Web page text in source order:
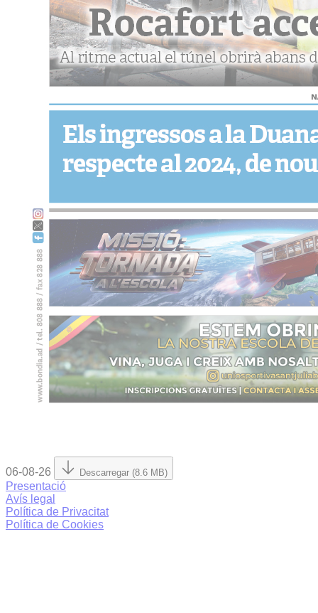
06-08-26 Descarregar (8.6 MB)
Presentació
Avís legal
Política de Privacitat
Política de Cookies